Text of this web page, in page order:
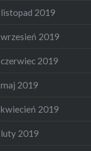
listopad 2019
wrzesień 2019
czerwiec 2019
maj 2019
kwiecień 2019
luty 2019